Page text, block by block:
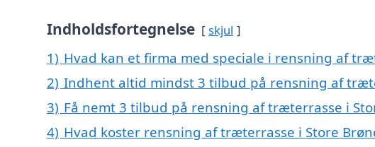
Indholdsfortegnelse skjul
1) Hvad kan et firma med speciale i rensning af
2) Indhent altid mindst 3 tilbud på rensning af
3) Få nemt 3 tilbud på rensning af træterrasse i
4) Hvad koster rensning af træterrasse i Store